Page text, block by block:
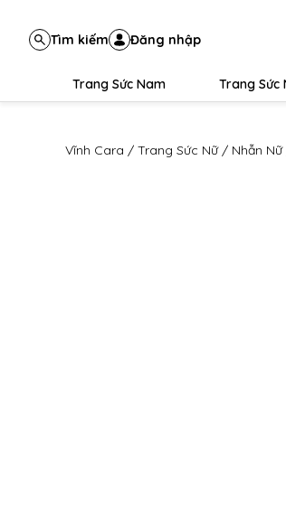
Tìm kiếm Đăng nhập
Trang Sức Nam Trang Sức
Vĩnh Cara / Trang Sức Nữ / Nhẫn Nữ